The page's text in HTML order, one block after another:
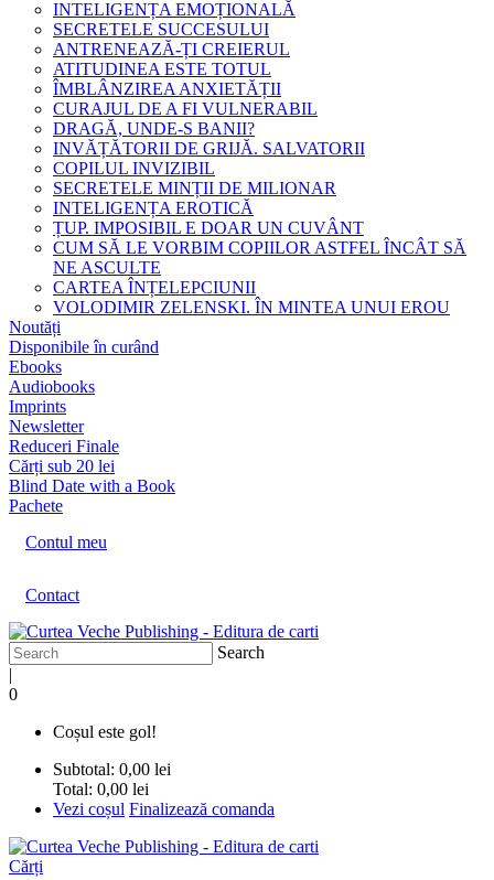
INTELIGENȚA EMOȚIONALĂ
SECRETELE SUCCESULUI
ANTRENEAZĂ-ȚI CREIERUL
ATITUDINEA ESTE TOTUL
ÎMBLÂNZIREA ANXIETĂȚII
CURAJUL DE A FI VULNERABIL
DRAGĂ, UNDE-S BANII?
INVĂȚĂTORII DE GRIJĂ. SALVATORII
COPILUL INVIZIBIL
SECRETELE MINȚII DE MILIONAR
INTELIGENȚA EROTICĂ
ȚUP. IMPOSIBIL E DOAR UN CUVÂNT
CUM SĂ LE VORBIM COPIILOR ASTFEL ÎNCÂT SĂ
NE ASCULTE
CARTEA ÎNȚELEPCIUNII
VOLODIMIR ZELENSKI. ÎN MINTEA UNUI EROU
Noutăți
Disponibile în curând
Ebooks
Audiobooks
Imprints
Newsletter
Reduceri Finale
Cărți sub 20 lei
Blind Date with a Book
Pachete
Contul meu
Contact
Search
|
0
Coșul este gol!
Subtotal: 0,00 lei
Total: 0,00 lei
Vezi coșul Finalizează comanda
Cărți